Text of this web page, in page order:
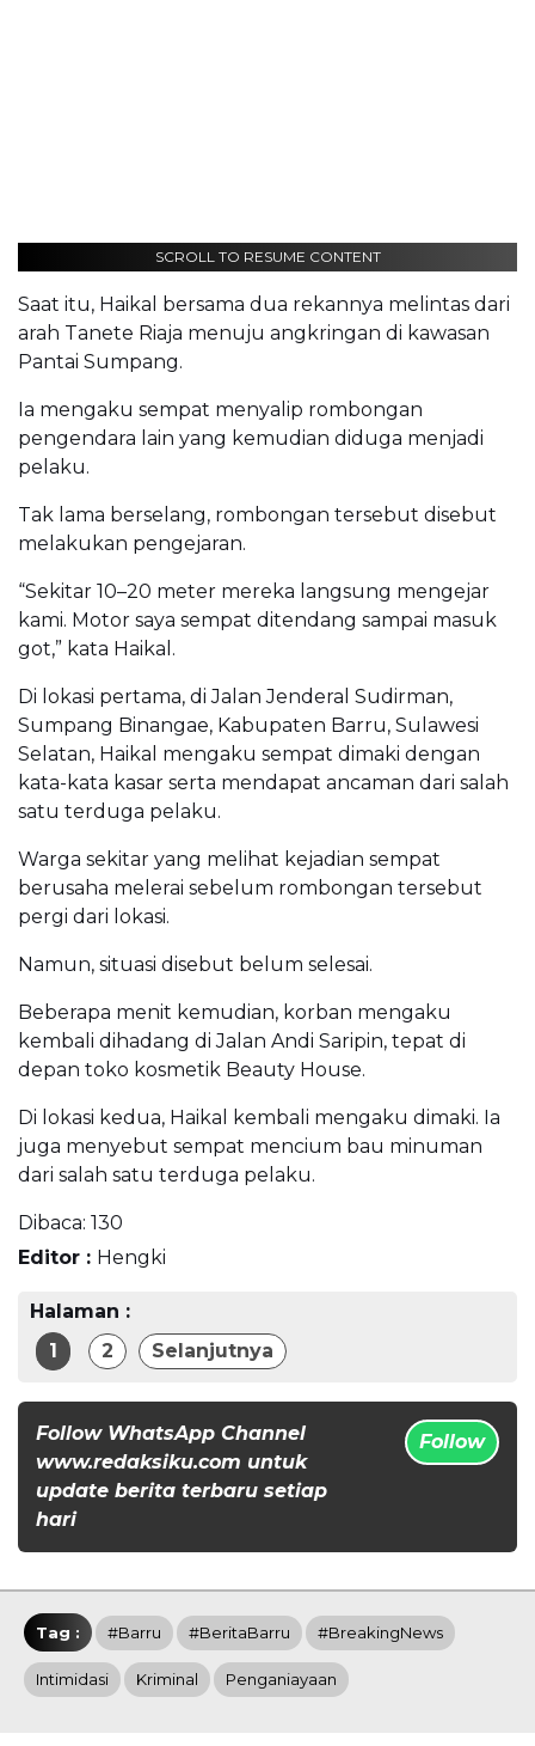
SCROLL TO RESUME CONTENT
Saat itu, Haikal bersama dua rekannya melintas dari
arah Tanete Riaja menuju angkringan di kawasan
Pantai Sumpang.
Ia mengaku sempat menyalip rombongan
pengendara lain yang kemudian diduga menjadi
pelaku.
Tak lama berselang, rombongan tersebut disebut
melakukan pengejaran.
“Sekitar 10–20 meter mereka langsung mengejar
kami. Motor saya sempat ditendang sampai masuk
got,” kata Haikal.
Di lokasi pertama, di Jalan Jenderal Sudirman,
Sumpang Binangae, Kabupaten Barru, Sulawesi
Selatan, Haikal mengaku sempat dimaki dengan
kata-kata kasar serta mendapat ancaman dari salah
satu terduga pelaku.
Warga sekitar yang melihat kejadian sempat
berusaha melerai sebelum rombongan tersebut
pergi dari lokasi.
Namun, situasi disebut belum selesai.
Beberapa menit kemudian, korban mengaku
kembali dihadang di Jalan Andi Saripin, tepat di
depan toko kosmetik Beauty House.
Di lokasi kedua, Haikal kembali mengaku dimaki. Ia
juga menyebut sempat mencium bau minuman
dari salah satu terduga pelaku.
Dibaca: 130
Editor : Hengki
Halaman :
1
2 Selanjutnya
Follow WhatsApp Channel
www.redaksiku.com untuk
update berita terbaru setiap
hari
Follow
Tag : #Barru #BeritaBarru #BreakingNews
Intimidasi Kriminal Penganiayaan